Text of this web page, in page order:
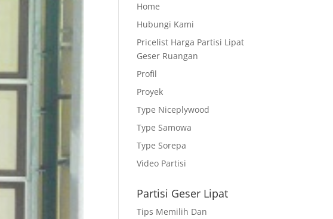
Home
Hubungi Kami
Pricelist Harga Partisi Lipat
Geser Ruangan
Profil
Proyek
Type Niceplywood
Type Samowa
Type Sorepa
Video Partisi
Partisi Geser Lipat
Tips Memilih Dan